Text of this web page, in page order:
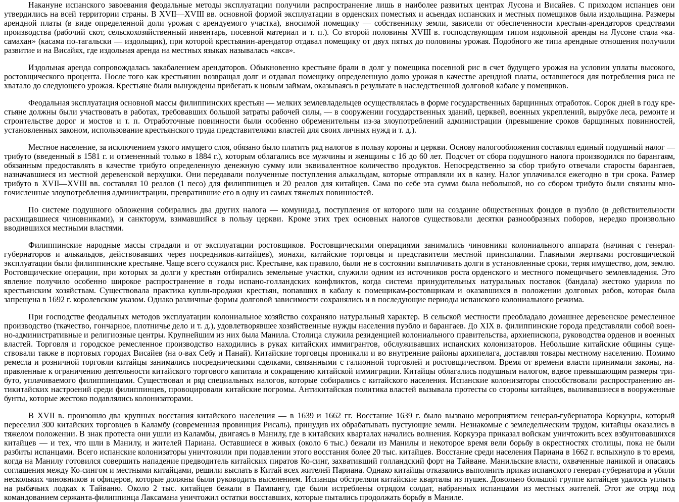
Накануне испанского завоевания феодальные методы экс­плуатации получили распространение лишь в наиболее разви­тых центрах Лусона и Висайев. С приходом испанцев они
утвердились на всей территории страны. В XVII—XVIII вв. ос­новной формой эксплуатации в орденских поместьях и асьендах испанских и местных помещиков была издольщина. Разме­ры
арендной платы (в виде определенной доли урожая с арендуемого участка), вносимой помещику — собственнику земли, зависели от обеспеченности крестьян-арендаторов средствами
производства (рабочий скот, сельскохозяйственный инвентарь, посевной материал и т. п.). Со второй половины XVIIIв. гос­подствующим типом издольной аренды на Лусоне стала «ка-
самахан» (касама по-тагальски — издольщик), при которой крестьянин-арендатор отдавал помещику от двух пятых до по­ловины урожая. Подобного же типа арендные отношения получили
развитие и на Висайях, где издольная аренда на мест­ных языках называлась «акса».
Издольная аренда сопровождалась закабалением аренда­торов. Обыкновенно крестьяне брали в долг у помещика посев­ной рис в счет будущего урожая на условии уплаты высокого,
ростовщического процента. После того как крестьянин возвра­щал долг и отдавал помещику определенную долю урожая в качестве арендной платы, оставшегося для потребления риса не
хватало до следующего урожая. Крестьяне были вынуждены прибегать к новым займам, оказываясь в результате в наслед­ственной долговой кабале у помещиков.
Феодальная эксплуатация основной массы филиппинских крестьян — мелких землевладельцев осуществлялась в форме го­сударственных барщинных отработок. Сорок дней в году кре­
стьяне должны были участвовать в работах, требовавших боль­шой затраты рабочей силы, — в сооружении государственных зданий, церквей, военных укреплений, вырубке леса, ремонте и
строительстве дорог и мостов и т. п. Отработочные повинности были особенно обременительны из-за злоупотреблений админи­страции (превышение сроков барщинных повинностей,
установ­ленных законом, использование крестьянского труда предста­вителями властей для своих личных нужд и т. д.).
Местное население, за исключением узкого имущего слоя, обязано было платить ряд налогов в пользу короны и церкви. Основу налогообложения составлял единый подушный налог —
трибуто (введенный в 1581 г. и отмененный только в 1884 г.), которым облагались все мужчины и женщины с 16 до 60 лет. Подсчет от сбора подушного налога производился по барангаям,
обязанным предоставлять в качестве трибуто определенную денежную сумму или эквивалентное количество продуктов. Не­посредственно за сбор трибуто отвечали старосты барангаев,
назначавшиеся из местной деревенской верхушки. Они переда­вали полученные поступления алькальдам, которые отправляли их в казну. Налог уплачивался ежегодно в три срока. Размер
трибуто в XVII—XVIIIвв. составлял 10 реалов (1 песо) для филиппинцев и 20 реалов для китайцев. Сама по себе эта сум­ма была небольшой, но со сбором трибуто были связаны мно­
гочисленные злоупотребления администрации, превратившие его в одну из самых тяжелых повинностей.
По системе подушного обложения собирались два других налога — комунидад, поступления от которого шли на создание общественных фондов в пуэбло (в действительности
расхищав­шиеся чиновниками), и санкторум, взимавшийся в пользу церк­ви. Кроме этих трех основных налогов существовали десятки разнообразных поборов, нередко произвольно
вводившихся местными властями.
Филиппинские народные массы страдали и от эксплуатации ростовщиков. Ростовщическими операциями занимались чинов­ники колониального аппарата (начиная с генерал-
губернаторов и алькальдов, действовавших через посредников-китайцев), мо­нахи, китайские торговцы и представители местной принсипалии. Главными жертвами ростовщической
эксплуатации были филиппинские крестьяне. Чаще всего ссужался рис. Крестьяне, как правило, были не в состоянии выплачивать долги в уста­новленные сроки, теряя имущество, дом, землю.
Ростовщиче­ские операции, при которых за долги у крестьян отбирались земельные участки, служили одним из источников роста орден­ского и местного помещичьего землевладения. Это
явление по­лучило особенно широкое распространение в годы испано-гол­ландских конфликтов, когда система принудительных натураль­ных поставок (бандала) жестоко ударила по
крестьянским хо­зяйствам. Существовала практика купли-продажи крестьян, по­павших в кабалу к помещикам-ростовщикам и оказавшихся в положении долговых рабов, которая была
запрещена в 1692 г. королевским указом. Однако различные формы долговой зави­симости сохранялись и в последующие периоды испанского ко­лониального режима.
При господстве феодальных методов эксплуатации колони­альное хозяйство сохраняло натуральный характер. В сельской местности преобладало домашнее деревенское ремесленное
про­изводство (ткачество, гончарное, плотничье дело и т. д.), удо­влетворявшее хозяйственные нужды населения пуэбло и барангаев. До XIX в. филиппинские города представляли собой воен­
но-административные и религиозные центры. Крупнейшим из них была Манила. Столица служила резиденцией колониально­го правительства, архиепископа, руководства орденов и воен­ных
властей. Торговля и городское ремесленное производство находились в руках китайских иммигрантов, обслуживавших испанских колонизаторов. Небольшие китайские общины суще­
ствовали также в портовых городах Висайев (на о-вах Себу и Панай). Китайские торговцы проникали и во внутренние райо­ны архипелага, доставляя товары местному населению. Помимо
ремесла и розничной торговли китайцы занимались посредническими сделками, связанными с галионной торговлей и росто­вщичеством. Время от времени власти принимали законы, на­
правленные к ограничению деятельности китайского торгового капитала и сокращению китайской иммиграции. Китайцы обла­гались подушным налогом, вдвое превышающим размеры три­
буто, уплачиваемого филиппинцами. Существовал и ряд спе­циальных налогов, которые собирались с китайского населения. Испанские колонизаторы способствовали распространению ан­
тикитайских настроений среди филиппинцев, провоцировали ки­тайские погромы. Антикитайская политика властей вызывала протесты со стороны китайцев, выливавшиеся в вооруженные
бунты, которые жестоко подавлялись колонизаторами.
В XVIIв. произошло два крупных восстания китайского на­селения — в 1639 и 1662 гг. Восстание 1639 г. было вызвано ме­роприятием генерал-губернатора Коркуэры, который
переселил 300 китайских торговцев в Каламбу (современная провинция Рисаль), принудив их обрабатывать пустующие земли. Незна­комые с земледельческим трудом, китайцы оказались в
тяжелом положении. В знак протеста они ушли из Каламбы, дви­гаясь в Манилу, где в китайских кварталах начались волнения. Коркуэра приказал войскам уничтожить всех взбунтовавшихся
китайцев — и тех, что шли в Манилу, и жителей Париана. Оставшиеся в живых (около 6 тыс.) бежали из Манилы и не­которое время вели борьбу в окрестностях столицы, пока не были
разбиты испанцами. Всего испанские колонизаторы унич­тожили при подавлении этого восстания более 20 тыс. китай­цев. Восстание среди населения Париана в 1662 г. вспыхнуло в то время,
когда на Манилу готовился совершить нападение предводитель китайских пиратов Ко-синг, захвативший гол­ландский форт на Тайване. Манильские власти, охваченные паникой и опасаясь
соглашения между Ко-сингом и местными китайцами, решили выслать в Китай всех жителей Париана. Однако китайцы отказались выполнить приказ испанского ге­нерал-губернатора и убили
нескольких чиновников и офице­ров, которые должны были руководить выселением. Испанцы обстреляли китайские кварталы из пушек. Довольно большой группе китайцев удалось уплыть
на рыбачьих лодках к Тайва­ню. Около 2 тыс. китайцев бежали в Пампангу, где были истреблены отрядом солдат, набранных испанцами из местных жителей. Этот же отряд под
командованием сержанта-филип­пинца Лаксамана уничтожил остатки восставших, которые пы­тались продолжать борьбу в Маниле.